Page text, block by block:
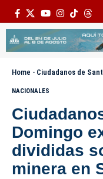
Home - Ciudadanos de Santo
NACIONALES
Domingo
divididas
minera en